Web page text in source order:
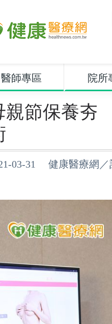
醫師專區 院所
親節保養夯
03-31 健康醫療網／